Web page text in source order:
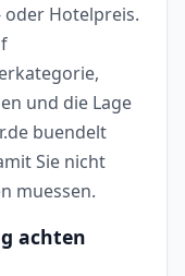
oder Hotelpreis.
und die Lage
buendelt
Sie nicht
muessen.
achten